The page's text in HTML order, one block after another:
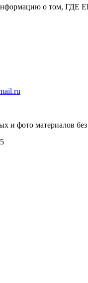
о том, ГДЕ
и фото материалов